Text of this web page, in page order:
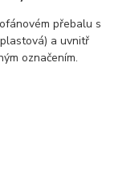
přebalu s
a uvnitř
označením.